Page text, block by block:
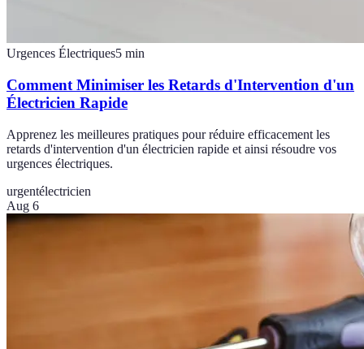
Urgences Électriques5 min
Comment Minimiser les Retards d'Intervention d'un
Électricien Rapide
Apprenez les meilleures pratiques pour réduire efficacement les
retards d'intervention d'un électricien rapide et ainsi résoudre vos
urgences électriques.
urgentélectricien
Aug 6